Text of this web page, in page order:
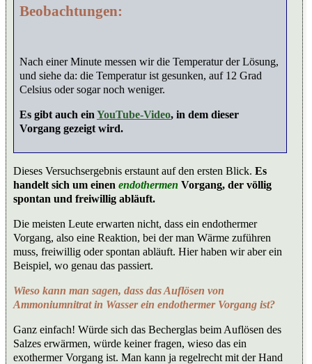
Beobachtungen:
Nach einer Minute messen wir die Temperatur der Lösung,
und siehe da: die Temperatur ist gesunken, auf 12 Grad
Celsius oder sogar noch weniger.
Es gibt auch ein YouTube-Video, in dem dieser
Vorgang gezeigt wird.
Dieses Versuchsergebnis erstaunt auf den ersten Blick. Es
handelt sich um einen endothermen Vorgang, der völlig
spontan und freiwillig abläuft.
Die meisten Leute erwarten nicht, dass ein endothermer
Vorgang, also eine Reaktion, bei der man Wärme zuführen
muss, freiwillig oder spontan abläuft. Hier haben wir aber ein
Beispiel, wo genau das passiert.
Wieso kann man sagen, dass das Auflösen von
Ammoniumnitrat in Wasser ein endothermer Vorgang ist?
Ganz einfach! Würde sich das Becherglas beim Auflösen des
Salzes erwärmen, würde keiner fragen, wieso das ein
exothermer Vorgang ist. Man kann ja regelrecht mit der Hand